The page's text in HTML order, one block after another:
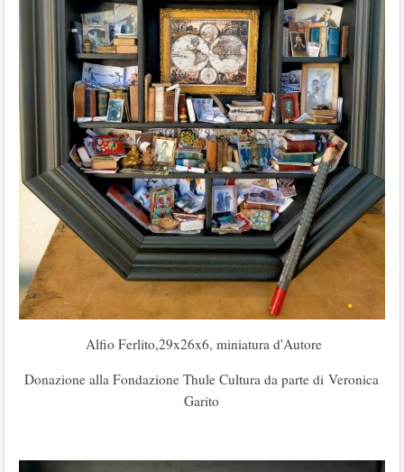
Alfio Ferlito,29x26x6, miniatura d'Autore
Donazione alla Fondazione Thule Cultura da parte di Veronica
Garito